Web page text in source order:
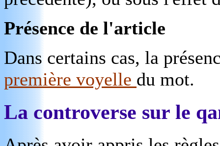
Présence de l'article
Dans certains cas, la
première voyelle du mot.
La controverse sur le